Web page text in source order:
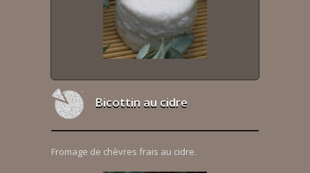
Bicottin au cidre
Fromage de chèvres frais au cidre.